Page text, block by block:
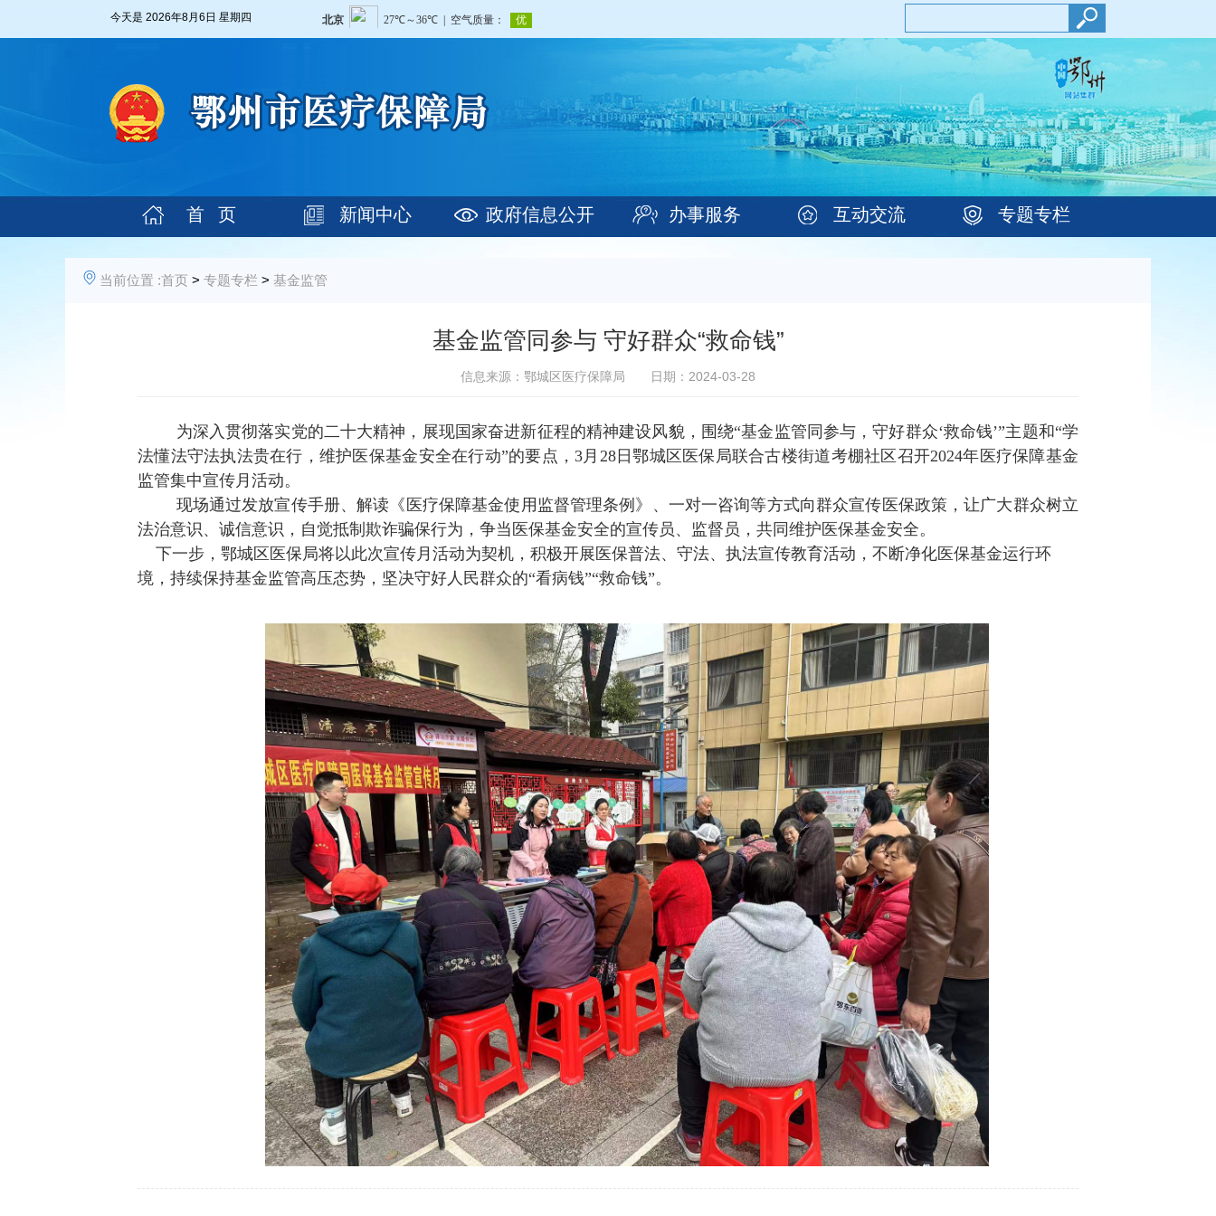
今天是 2026年8月6日 星期四
首 页 新闻中心 政府信息公开 办事服务 互动交流 专题专栏
当前位置 :首页 > 专题专栏 > 基金监管
基金监管同参与 守好群众“救命钱”
信息来源：鄂城区医疗保障局 日期：2024-03-28
为深入贯彻落实党的二十大精神，展现国家奋进新征程的精神建设风貌，围绕“基金监管同参与，守好群众‘救命钱’”主题和“学
法懂法守法执法贵在行，维护医保基金安全在行动”的要点，3月28日鄂城区医保局联合古楼街道考棚社区召开2024年医疗保障基金
监管集中宣传月活动。
现场通过发放宣传手册、解读《医疗保障基金使用监督管理条例》、一对一咨询等方式向群众宣传医保政策，让广大群众树立
法治意识、诚信意识，自觉抵制欺诈骗保行为，争当医保基金安全的宣传员、监督员，共同维护医保基金安全。
下一步，鄂城区医保局将以此次宣传月活动为契机，积极开展医保普法、守法、执法宣传教育活动，不断净化医保基金运行环
境，持续保持基金监管高压态势，坚决守好人民群众的“看病钱”“救命钱”。